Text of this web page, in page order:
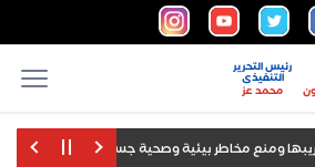
رئيس التحرير
التنفيذى
محمد عز